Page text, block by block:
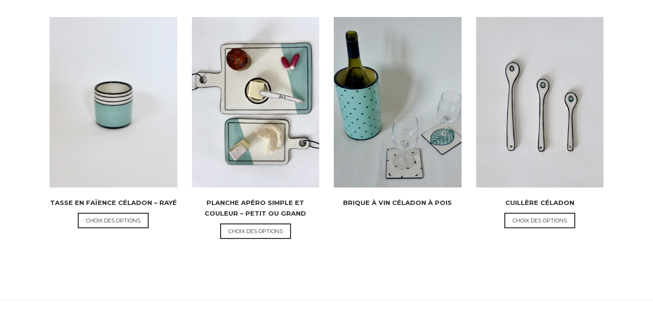
TASSE EN FAÏENCE CÉLADON – RAYÉ
CHOIX DES OPTIONS
PLANCHE APÉRO SIMPLE ET
COULEUR – PETIT OU GRAND
CHOIX DES OPTIONS
BRIQUE À VIN CÉLADON À POIS CUILLÈRE CÉLADON
CHOIX DES OPTIONS